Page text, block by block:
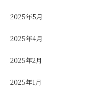
2025年5月
2025年4月
2025年2月
2025年1月